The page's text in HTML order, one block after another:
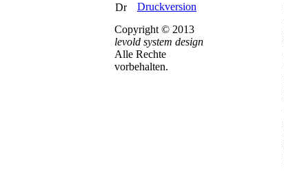
Druckversion
Copyright © 2013
levold system design
Alle Rechte
vorbehalten.